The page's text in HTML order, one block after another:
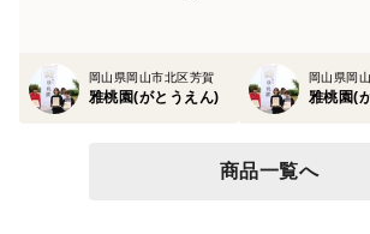
岡山県岡山市北区芳賀
雅桃園(がとうえん)
岡山県岡
雅桃園(
商品一覧へ